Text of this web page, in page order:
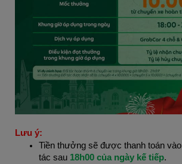
Lưu ý:
Tiền thưởng sẽ được thanh toán vào
tác sau 18h00 của ngày kế tiếp.